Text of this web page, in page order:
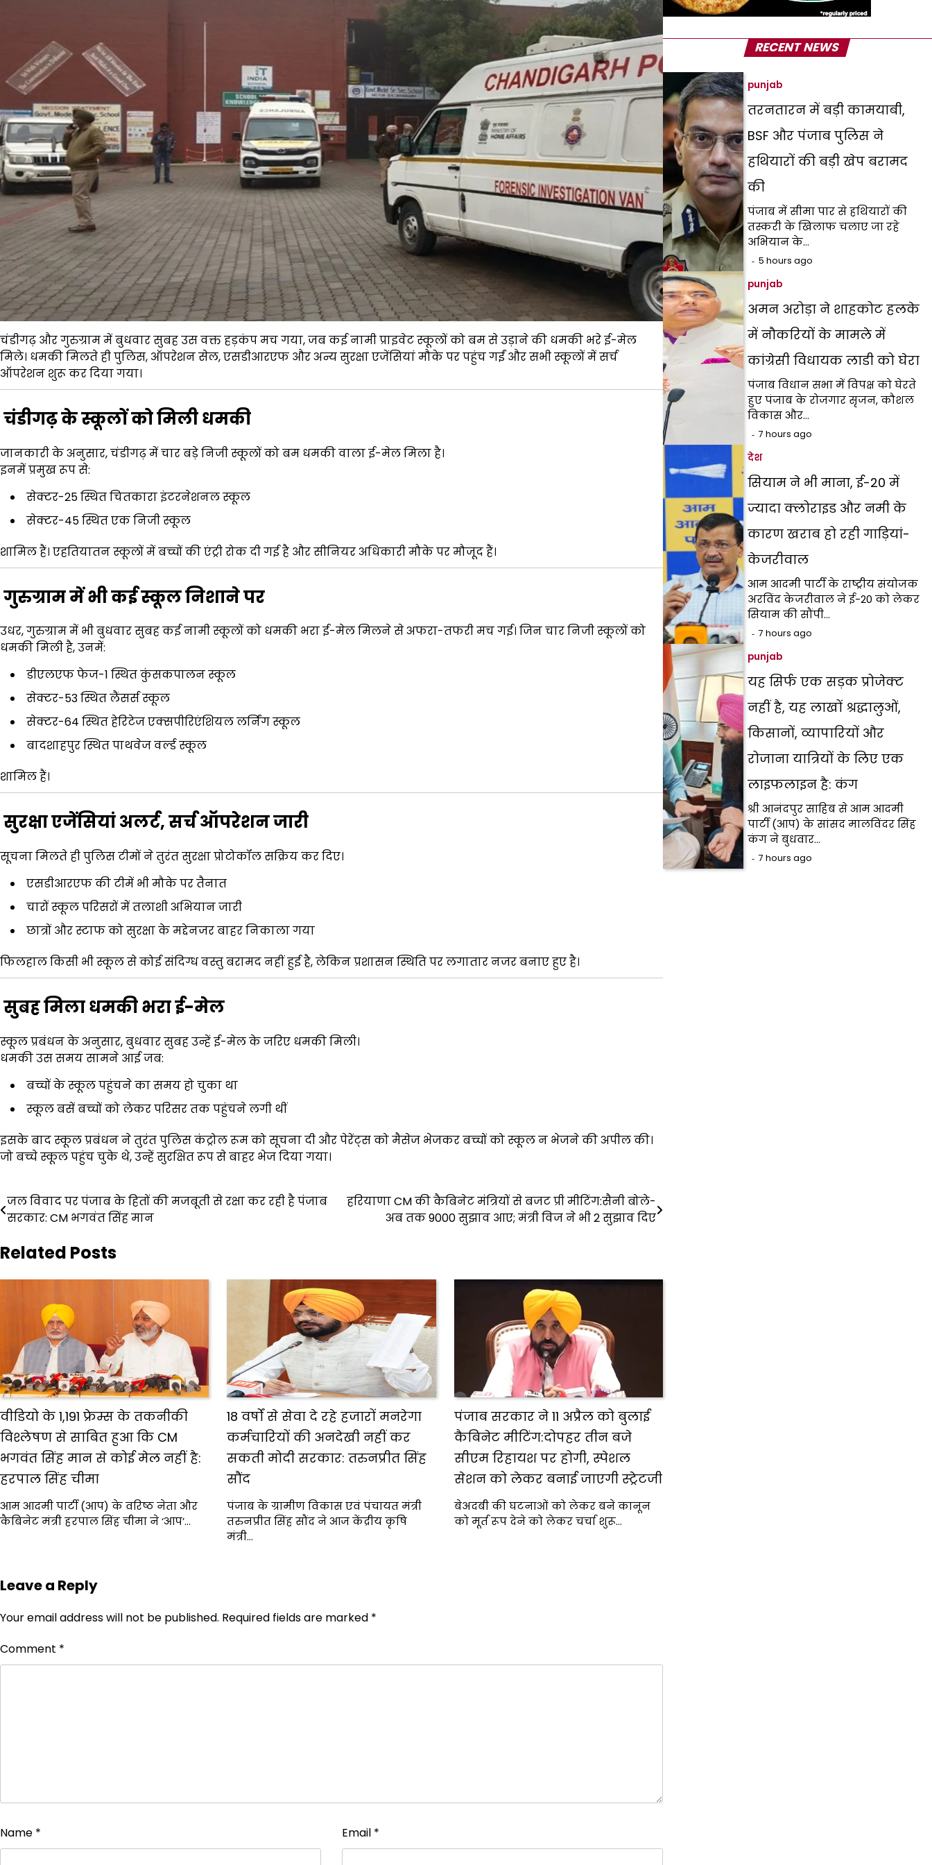
चंडीगढ़ और गुरुग्राम में बुधवार सुबह उस वक्त हड़कंप मच गया, जब कई नामी प्राइवेट स्कूलों को बम से उड़ाने की धमकी भरे ई-मेल
मिले। धमकी मिलते ही पुलिस, ऑपरेशन सेल, एसडीआरएफ और अन्य सुरक्षा एजेंसियां मौके पर पहुंच गईं और सभी स्कूलों में सर्च
ऑपरेशन शुरू कर दिया गया।
चंडीगढ़ के स्कूलों को मिली धमकी
जानकारी के अनुसार, चंडीगढ़ में चार बड़े निजी स्कूलों को बम धमकी वाला ई-मेल मिला है।
इनमें प्रमुख रूप से:
सेक्टर-25 स्थित चितकारा इंटरनेशनल स्कूल
सेक्टर-45 स्थित एक निजी स्कूल
शामिल हैं। एहतियातन स्कूलों में बच्चों की एंट्री रोक दी गई है और सीनियर अधिकारी मौके पर मौजूद हैं।
गुरुग्राम में भी कई स्कूल निशाने पर
उधर, गुरुग्राम में भी बुधवार सुबह कई नामी स्कूलों को धमकी भरा ई-मेल मिलने से अफरा-तफरी मच गई। जिन चार निजी स्कूलों को
धमकी मिली है, उनमें:
डीएलएफ फेज-1 स्थित कुंसकपालन स्कूल
सेक्टर-53 स्थित लैंसर्स स्कूल
सेक्टर-64 स्थित हेरिटेज एक्सपीरिएंशियल लर्निंग स्कूल
बादशाहपुर स्थित पाथवेज वर्ल्ड स्कूल
शामिल हैं।
सुरक्षा एजेंसियां अलर्ट, सर्च ऑपरेशन जारी
सूचना मिलते ही पुलिस टीमों ने तुरंत सुरक्षा प्रोटोकॉल सक्रिय कर दिए।
एसडीआरएफ की टीमें भी मौके पर तैनात
चारों स्कूल परिसरों में तलाशी अभियान जारी
छात्रों और स्टाफ को सुरक्षा के मद्देनजर बाहर निकाला गया
फिलहाल किसी भी स्कूल से कोई संदिग्ध वस्तु बरामद नहीं हुई है, लेकिन प्रशासन स्थिति पर लगातार नजर बनाए हुए है।
सुबह मिला धमकी भरा ई-मेल
स्कूल प्रबंधन के अनुसार, बुधवार सुबह उन्हें ई-मेल के जरिए धमकी मिली।
धमकी उस समय सामने आई जब:
बच्चों के स्कूल पहुंचने का समय हो चुका था
स्कूल बसें बच्चों को लेकर परिसर तक पहुंचने लगी थीं
इसके बाद स्कूल प्रबंधन ने तुरंत पुलिस कंट्रोल रूम को सूचना दी और पेरेंट्स को मैसेज भेजकर बच्चों को स्कूल न भेजने की अपील की।
जो बच्चे स्कूल पहुंच चुके थे, उन्हें सुरक्षित रूप से बाहर भेज दिया गया।
Post
जल विवाद पर पंजाब के हितों की मजबूती से रक्षा कर रही है पंजाब
सरकार: CM भगवंत सिंह मान
हरियाणा CM की कैबिनेट मंत्रियों से बजट प्री मीटिंग:सैनी बोले-
अब तक 9000 सुझाव आए; मंत्री विज ने भी 2 सुझाव दिए
Related Posts
वीडियो के 1,191 फ्रेम्स के तकनीकी
विश्लेषण से साबित हुआ कि CM
भगवंत सिंह मान से कोई मेल नहीं है:
हरपाल सिंह चीमा
आम आदमी पार्टी (आप) के वरिष्ठ नेता और
कैबिनेट मंत्री हरपाल सिंह चीमा ने ‘आप’…
18 वर्षों से सेवा दे रहे हजारों मनरेगा
कर्मचारियों की अनदेखी नहीं कर
सकती मोदी सरकार: तरुनप्रीत सिंह
सौंद
पंजाब के ग्रामीण विकास एवं पंचायत मंत्री
तरुनप्रीत सिंह सौंद ने आज केंद्रीय कृषि
मंत्री…
पंजाब सरकार ने 11 अप्रैल को बुलाई
कैबिनेट मीटिंग:दोपहर तीन बजे
सीएम रिहायश पर होगी, स्पेशल
सेशन को लेकर बनाई जाएगी स्ट्रेटजी
बेअदबी की घटनाओं को लेकर बने कानून
को मूर्त रूप देने को लेकर चर्चा शुरू…
Leave a Reply
Your email address will not be published. Required fields are marked *
Comment *
Name * Email *
RECENT NEWS
punjab
तरनतारन में बड़ी कामयाबी,
BSF और पंजाब पुलिस ने
हथियारों की बड़ी खेप बरामद
की
पंजाब में सीमा पार से हथियारों की
तस्करी के खिलाफ चलाए जा रहे
अभियान के…
5 hours ago
punjab
अमन अरोड़ा ने शाहकोट हलके
में नौकरियों के मामले में
कांग्रेसी विधायक लाडी को घेरा
पंजाब विधान सभा में विपक्ष को घेरते
हुए पंजाब के रोजगार सृजन, कौशल
विकास और…
7 hours ago
देश
सियाम ने भी माना, ई-20 में
ज्यादा क्लोराइड और नमी के
कारण खराब हो रही गाड़ियां-
केजरीवाल
आम आदमी पार्टी के राष्ट्रीय संयोजक
अरविंद केजरीवाल ने ई-20 को लेकर
सियाम की सौंपी…
7 hours ago
punjab
यह सिर्फ एक सड़क प्रोजेक्ट
नहीं है, यह लाखों श्रद्धालुओं,
किसानों, व्यापारियों और
रोजाना यात्रियों के लिए एक
लाइफलाइन है: कंग
श्री आनंदपुर साहिब से आम आदमी
पार्टी (आप) के सांसद मालविंदर सिंह
कंग ने बुधवार…
7 hours ago